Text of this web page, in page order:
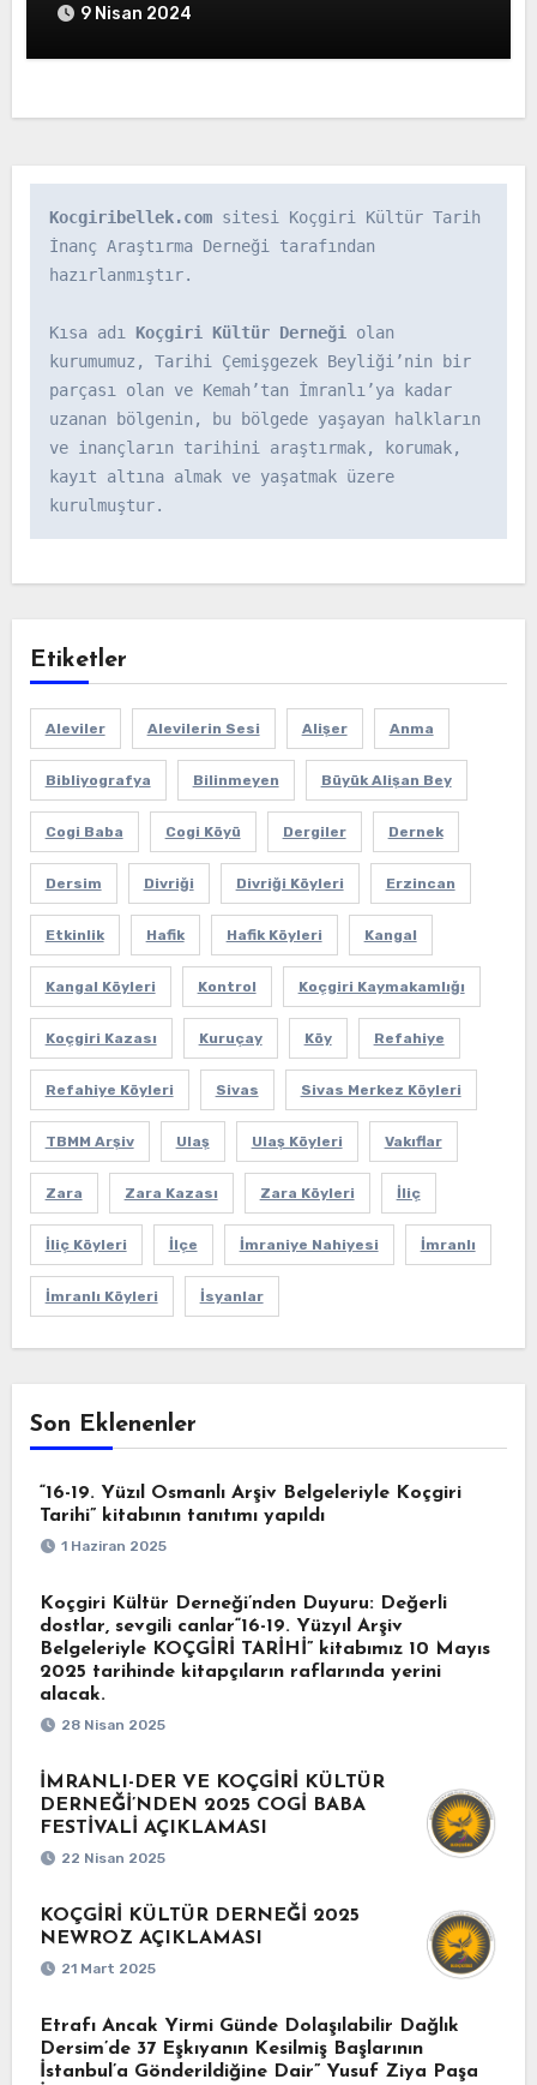
9 Nisan 2024
Kocgiribellek.com sitesi Koçgiri Kültür Tarih
İnanç Araştırma Derneği tarafından
hazırlanmıştır.
Kısa adı Koçgiri Kültür Derneği olan
kurumumuz, Tarihi Çemişgezek Beyliği’nin bir
parçası olan ve Kemah’tan İmranlı’ya kadar
uzanan bölgenin, bu bölgede yaşayan halkların
ve inançların tarihini araştırmak, korumak,
kayıt altına almak ve yaşatmak üzere
kurulmuştur.
Etiketler
Aleviler Alevilerin Sesi Alişer Anma
Bibliyografya Bilinmeyen Büyük Alişan Bey
Cogi Baba Cogi Köyü Dergiler Dernek
Dersim Divriği Divriği Köyleri Erzincan
Etkinlik Hafik Hafik Köyleri Kangal
Kangal Köyleri Kontrol Koçgiri Kaymakamlığı
Koçgiri Kazası Kuruçay Köy Refahiye
Refahiye Köyleri Sivas Sivas Merkez Köyleri
TBMM Arşiv Ulaş Ulaş Köyleri Vakıflar
Zara Zara Kazası Zara Köyleri İliç
İliç Köyleri İlçe İmraniye Nahiyesi İmranlı
İmranlı Köyleri İsyanlar
Son Eklenenler
“16-19. Yüzıl Osmanlı Arşiv Belgeleriyle Koçgiri
Tarihi” kitabının tanıtımı yapıldı
1 Haziran 2025
Koçgiri Kültür Derneği’nden Duyuru: Değerli
dostlar, sevgili canlar“16-19. Yüzyıl Arşiv
Belgeleriyle KOÇGİRİ TARİHİ” kitabımız 10 Mayıs
2025 tarihinde kitapçıların raflarında yerini
alacak.
28 Nisan 2025
İMRANLI-DER VE KOÇGİRİ KÜLTÜR
DERNEĞİ’NDEN 2025 COGİ BABA
FESTİVALİ AÇIKLAMASI
22 Nisan 2025
KOÇGİRİ KÜLTÜR DERNEĞİ 2025
NEWROZ AÇIKLAMASI
21 Mart 2025
Etrafı Ancak Yirmi Günde Dolaşılabilir Dağlık
Dersim’de 37 Eşkıyanın Kesilmiş Başlarının
İstanbul’a Gönderildiğine Dair” Yusuf Ziya Paşa